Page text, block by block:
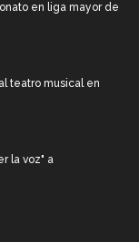
en liga mayor de
teatro musical en
la voz" a